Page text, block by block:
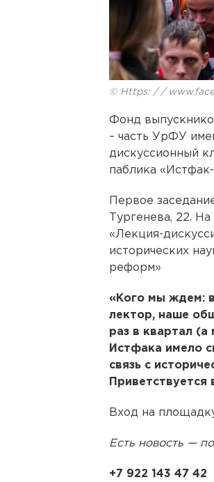
© Https: / /
Фонд
– часть УрФУ
дискуссионный
паблика
Первое
Тургенева, 22.
«Лекция-
исторических
реформ»
«Кого мы ждем:
лектор, наше
раз в квартал
Истфака имело
связь с
Приветствуется
Вход на
Есть новость —
+7 922 143 47 42